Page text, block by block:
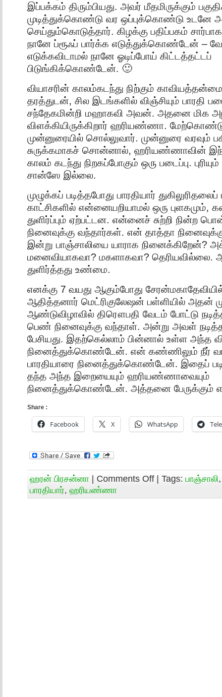
இப்பக்கம் திரும்பியது. அவர் மீதமிருக்கும்
முடித்துக்கொண்டு வர ஒப்புக்கொண்டு உடனே
செய்தும்கொடுத்தார். கிழக்கு பதிப்பகம்
நானே ப்ரூஃப் பார்க்க எடுத்துக்கொண்டேன் –
எடுக்கவிடாமல் நானே ஓடிப்போய் கிட்டத்தட்டப்
பிடுங்கிக்கொண்டேன். 🙂
வியாசரின் காலம்கடந்து நிற்கும்
தரத்துடன், சில இடங்களில் விஞ்சியும் பாரதி
சந்தேகமின்றி மஹாகவி அவன். அதனை மிக
விளக்கியிருக்கிறார் ஹரியண்ணா.
முன்னுரையில் சொல்லுவார். முன்னுரை வரவும்
சுருக்கமாகச் சொன்னால், ஹரியண்ணாவின்
காலம் கடந்து நிறகப்போகும் ஒரு படைப்பு.
சான்ஸே இல்லை.
முழுக்கப் படித்தபோது பாரதியார் துகிலுரிதலைப்
காட்சிகளில் என்னையறியாமல் ஒரு
துளிர்ப்பும் ஏற்பட்டன. என்னைச் சுற்றி நின்ற
நினைவுக்கு வந்தார்கள். என் தாத்தா
இன்று பாஞ்சாலியை யாராக நினைக்கிறேன்?
மனைவியாகவா? மகளாகவா?
துளிர்த்தது உண்மை.
எனக்கு 7 வயது ஆகும்போது
ஆதித்தனார் மெட்ரிகுலேஷன் பள்ளியில் அதன்
ஆண்டுவிழாவில் திரௌபதி வேடம் போட்டு
பெண் நினைவுக்கு வந்தாள். அன்று அவள்
பேசியது. இதற்கெல்லாம் பின்னால் உள்ள அந்த
நினைத்துக்கொண்டேன். என் கண்ணிலும் நீர்
பாரதியாரை நினைத்துக்கொண்டேன். இதைப்
தந்த அந்த இறையையும் ஹரியண்ணாவையும்
நினைத்துக்கொண்டேன். அத்தனை பேருக்கும்
Share :
Facebook X WhatsApp
ஹரன் பிரசன்னா | Comments Off | Tags: பாஞ்சாலி
பாரதியார், ஹரியண்ணா